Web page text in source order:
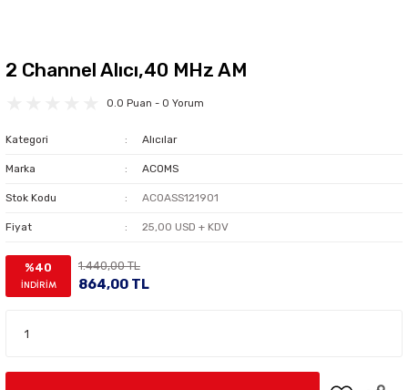
2 Channel Alıcı,40 MHz AM
0.0 Puan - 0 Yorum
Kategori Alıcılar
Marka ACOMS
Stok Kodu ACOASS121901
Fiyat 25,00 USD + KDV
%40
İNDİRİM
1.440,00 TL
864,00 TL